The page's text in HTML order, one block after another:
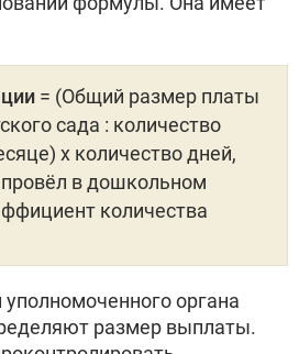
= (Общий размер платы
сада : количество
х количество дней,
в дошкольном
количества
органа
размер выплаты.